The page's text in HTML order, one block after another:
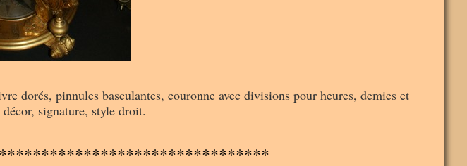
dorés, pinnules basculantes, couronne avec divisions pour heures, demies et
signature, style droit.